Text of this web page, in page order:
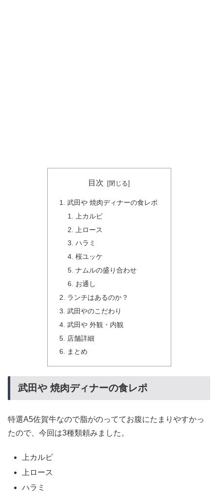
目次
武田や 焼肉ディナーの食レポ
上カルビ
上ロース
ハラミ
桜ユッケ
ナムルの盛り合わせ
お通し
ランチはあるのか？
武田やのこだわり
武田や 外観・内観
店舗詳細
まとめ
武田や 焼肉ディナーの食レポ
特選A5佐賀牛なので脂がのっててお腹にたまりやすかっ
たので、今回は3種類頼みました。
上カルビ
上ロース
ハラミ